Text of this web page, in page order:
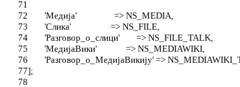
	'Медија'                  => NS_MEDIA,
	'Слика'                   => NS_FILE,
	'Разговор_о_слици'        => NS_FILE_TALK,
	'МедијаВики'              => NS_MEDIAWIKI,
'Разговор_о_МедијаВикију' =>
];